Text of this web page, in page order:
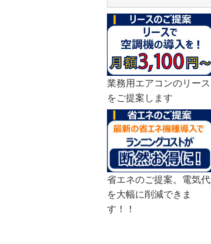
業務用エアコンのリース
をご提案します
省エネのご提案。電気代
を大幅に削減できま
す！！